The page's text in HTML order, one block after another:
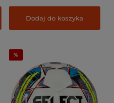
Dodaj do koszyka